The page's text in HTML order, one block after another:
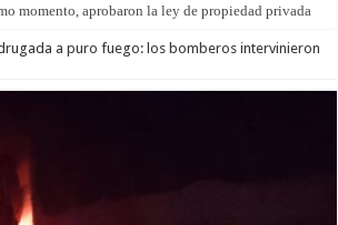
el 35% de los 90 niños, niñas y adolescentes que
a puro fuego: los bomberos intervinieron